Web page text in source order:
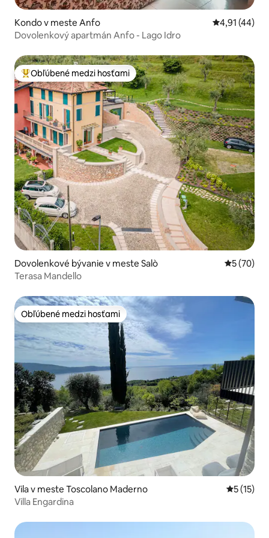
Kondo v meste Anfo Priemerné
4,91 (44)
Dovolenkový apartmán Anfo - Lago Idro
Najobľúbenejšie medzi hosťami
Obľúbené medzi hosťami
Dovolenkové bývanie v meste Salò
5 (70)
Terasa Mandello
Obľúbené medzi hosťami
Obľúbené medzi hosťami
Vila v meste Toscolano Maderno
5 (15)
Villa Engardina